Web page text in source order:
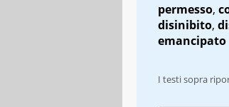
permesso,
disinibito,
emancipato
I testi sopra